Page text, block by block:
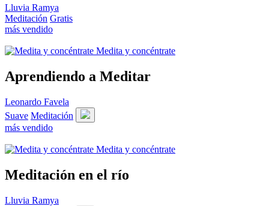
Lluvia Ramya
Meditación Gratis
más vendido
Medita y concéntrate
Aprendiendo a Meditar
Leonardo Favela
Suave Meditación
más vendido
Medita y concéntrate
Meditación en el río
Lluvia Ramya